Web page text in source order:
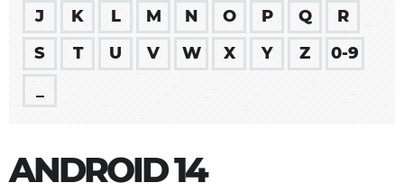
J
K L M N O P Q
R
S
T U V W X Y Z
0-9
ANDROID 14